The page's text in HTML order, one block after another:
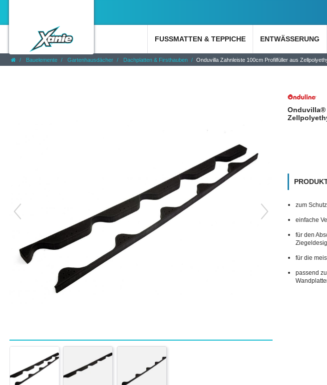
FUSSMATTEN & TEPPICHE ENTWÄSSERUNG
Bauelemente Gartenhausdächer Dachplatten & Firsthauben Onduvilla Zahnleiste 100cm Profilfüller aus
Onduvilla®
zum
einfache
für den
für die
passend